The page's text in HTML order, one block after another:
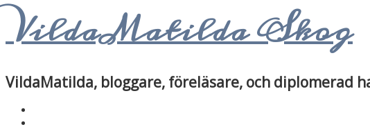
VildaMatilda Skog
VildaMatilda, bloggare, föreläsare, och diplomerad